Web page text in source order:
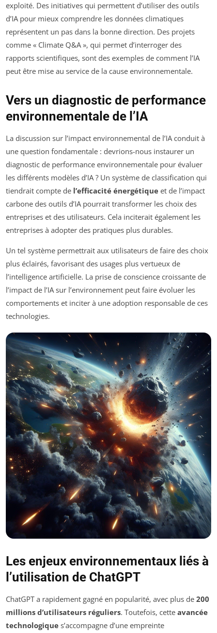
exploité. Des initiatives qui permettent d’utiliser des outils
d’IA pour mieux comprendre les données climatiques
représentent un pas dans la bonne direction. Des projets
comme « Climate Q&A », qui permet d’interroger des
rapports scientifiques, sont des exemples de comment l’IA
peut être mise au service de la cause environnementale.
Vers un diagnostic de performance
environnementale de l’IA
La discussion sur l’impact environnemental de l’IA conduit à
une question fondamentale : devrions-nous instaurer un
diagnostic de performance environnementale pour évaluer
les différents modèles d’IA ? Un système de classification qui
tiendrait compte de l’efficacité énergétique et de l’impact
carbone des outils d’IA pourrait transformer les choix des
entreprises et des utilisateurs. Cela inciterait également les
entreprises à adopter des pratiques plus durables.
Un tel système permettrait aux utilisateurs de faire des choix
plus éclairés, favorisant des usages plus vertueux de
l’intelligence artificielle. La prise de conscience croissante de
l’impact de l’IA sur l’environnement peut faire évoluer les
comportements et inciter à une adoption responsable de ces
technologies.
Les enjeux environnementaux liés à
l’utilisation de ChatGPT
ChatGPT a rapidement gagné en popularité, avec plus de 200
millions d’utilisateurs réguliers. Toutefois, cette avancée
technologique s’accompagne d’une empreinte